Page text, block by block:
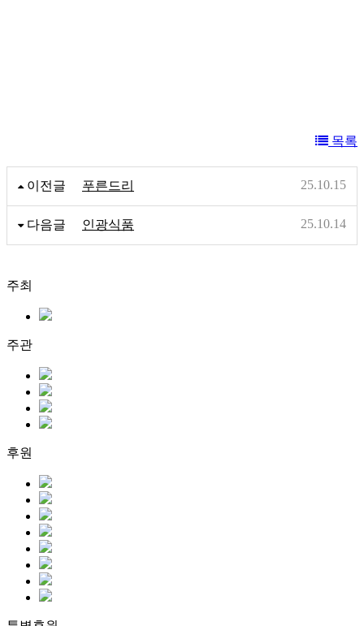
목록
이전글 푸른드리 25.10.15
다음글 인광식품 25.10.14
주최
주관
후원